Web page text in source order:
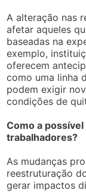
A alteração nas
afetar aqueles
baseadas na
exemplo,
oferecem
como uma linha
podem exigir
condições de
Como a
trabalhadores?
As mudanças
reestruturação
gerar impactos